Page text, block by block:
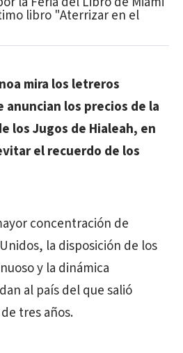
libro "Aterrizar en el
mira los letreros
anuncian los precios de la
los Jugos de Hialeah, en
el recuerdo de los
concentración de
la disposición de los
y la dinámica
al país del que salió
tres años.